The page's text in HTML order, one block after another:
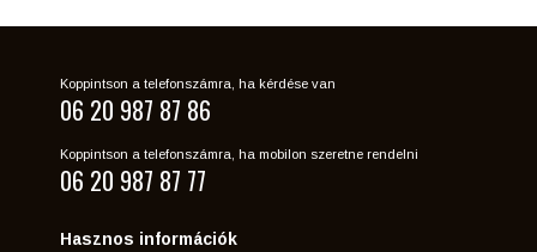
Koppintson a telefonszámra, ha kérdése van
06 20 987 87 86
Koppintson a telefonszámra, ha mobilon szeretne rendelni
06 20 987 87 77
Hasznos információk